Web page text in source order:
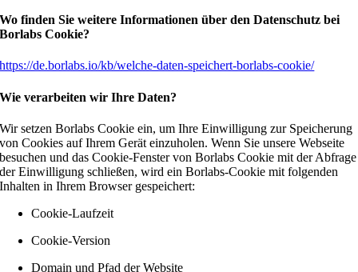
Wo finden Sie weitere Informationen über den Datenschutz bei
Borlabs Cookie?
https://de.borlabs.io/kb/welche-daten-speichert-borlabs-cookie/
Wie verarbeiten wir Ihre Daten?
Wir setzen Borlabs Cookie ein, um Ihre Einwilligung zur Speicherung
von Cookies auf Ihrem Gerät einzuholen. Wenn Sie unsere Webseite
besuchen und das Cookie-Fenster von Borlabs Cookie mit der Abfrage
der Einwilligung schließen, wird ein Borlabs-Cookie mit folgenden
Inhalten in Ihrem Browser gespeichert:
Cookie-Laufzeit
Cookie-Version
Domain und Pfad der Website